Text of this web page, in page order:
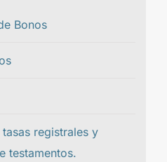
Bonos
registrales y
testamentos.